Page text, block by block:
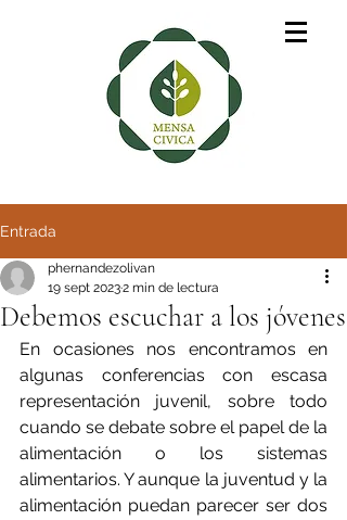
Entrada
Debemos escuchar a los jóvenes
phernandezolivan
19 sept 20232 min de lectura
En ocasiones nos encontramos en
algunas conferencias con escasa
representación juvenil, sobre todo
cuando se debate sobre el papel de la
alimentación o los sistemas
alimentarios. Y aunque la juventud y la
alimentación puedan parecer ser dos